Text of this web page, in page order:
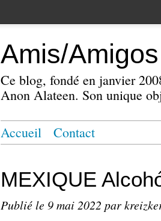
Amis/
Ce blog, fondé en janvier
Anon Alateen. Son unique
Accueil Contact
MEXIQUE
Publié le 9 mai 2022 par